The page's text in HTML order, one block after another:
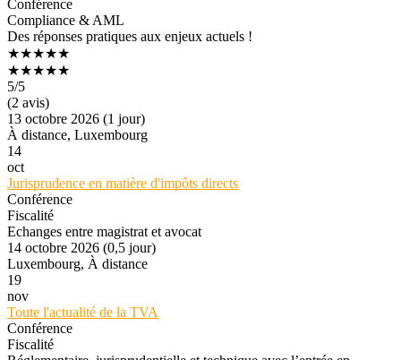
Conférence
Compliance & AML
Des réponses pratiques aux enjeux actuels !
★★★★★
★★★★★
5/5
(2 avis)
13 octobre 2026 (1 jour)
À distance, Luxembourg
14
oct
Jurisprudence en matière d'impôts directs
Conférence
Fiscalité
Echanges entre magistrat et avocat
14 octobre 2026 (0,5 jour)
Luxembourg, À distance
19
nov
Toute l'actualité de la TVA
Conférence
Fiscalité